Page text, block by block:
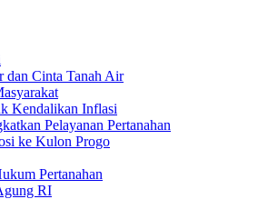
Cinta Tanah Air
Kendalikan Inflasi
Pelayanan Pertanahan
ke Kulon Progo
Pertanahan
RI